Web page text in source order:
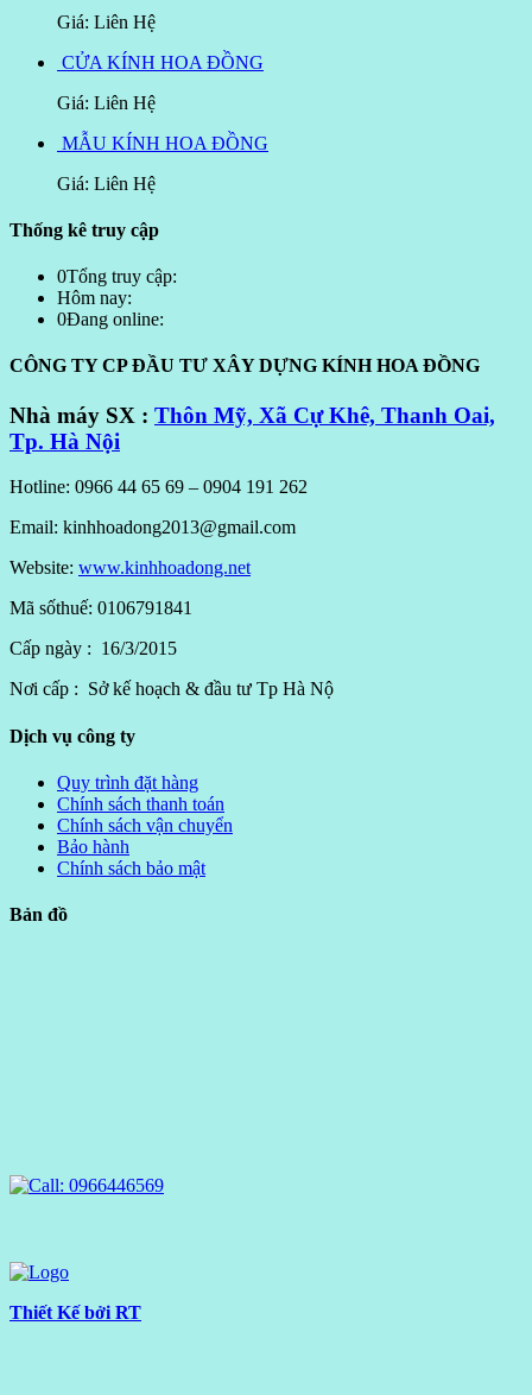
Giá: Liên Hệ
CỬA KÍNH HOA ĐỒNG
Giá: Liên Hệ
MẪU KÍNH HOA ĐỒNG
Giá: Liên Hệ
Thống kê truy cập
0Tổng truy cập:
Hôm nay:
0Đang online:
CÔNG TY CP ĐẦU TƯ XÂY DỰNG KÍNH HOA ĐỒNG
Nhà máy SX : Thôn Mỹ, Xã Cự Khê, Thanh Oai,
Tp. Hà Nội
Hotline: 0966 44 65 69 – 0904 191 262
Email: kinhhoadong2013@gmail.com
Website: www.kinhhoadong.net
Mã sốthuế: 0106791841
Cấp ngày : 16/3/2015
Nơi cấp : Sở kế hoạch & đầu tư Tp Hà Nộ
Dịch vụ công ty
Quy trình đặt hàng
Chính sách thanh toán
Chính sách vận chuyển
Bảo hành
Chính sách bảo mật
Bản đồ
Thiết Kế bởi RT